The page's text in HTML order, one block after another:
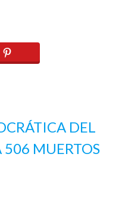
DEL
506 MUERTOS